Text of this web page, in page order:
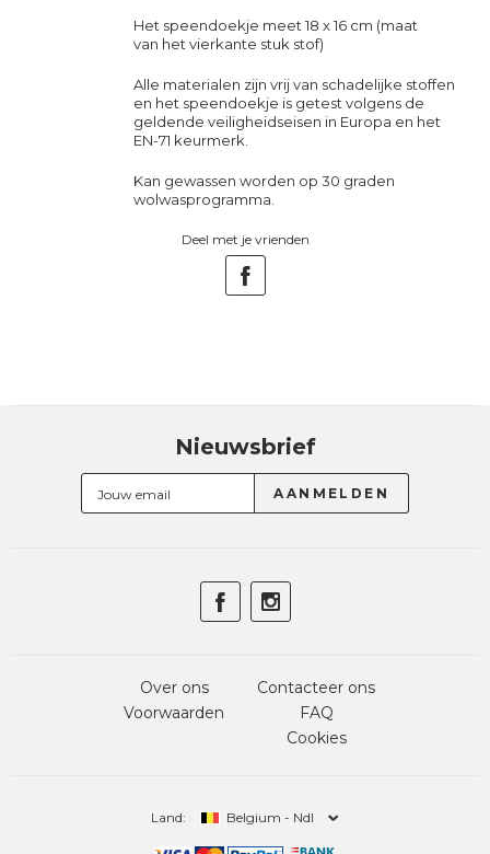
Het speendoekje meet 18 x 16 cm (maat
van het vierkante stuk stof)
Alle materialen zijn vrij van schadelijke stoffen
en het speendoekje is getest volgens de
geldende veiligheidseisen in Europa en het
EN-71 keurmerk.
Kan gewassen worden op 30 graden
wolwasprogramma.
Deel met je vrienden
Nieuwsbrief
Over ons
Voorwaarden
Contacteer ons
FAQ
Cookies
Land: Belgium - Ndl